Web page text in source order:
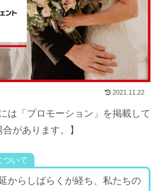
2021.11.22
は「プロモーション」を掲載して
があります。】
ついて
からしばらくが経ち、私たちの